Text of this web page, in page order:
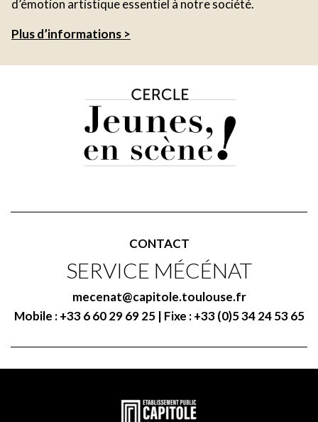
d’émotion artistique essentiel à notre société.
Plus d’informations >
CONTACT
SERVICE MÉCÉNAT
mecenat@capitole.toulouse.fr
Mobile : +33 6 60 29 69 25 | Fixe : +33 (0)5 34 24 53 65
En